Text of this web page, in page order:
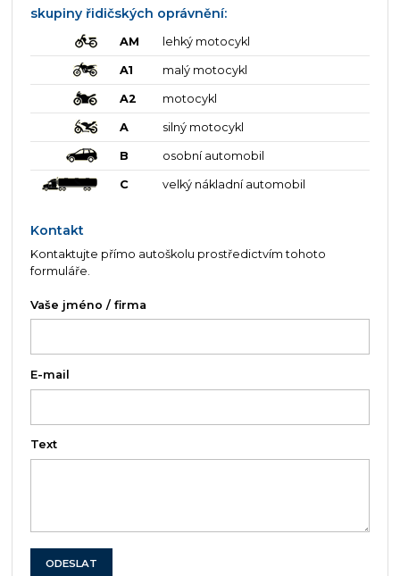
skupiny řidičských oprávnění:
AM lehký motocykl
A1 malý motocykl
A2 motocykl
A silný motocykl
B osobní automobil
C velký nákladní automobil
Kontakt
Kontaktujte přímo autoškolu prostředictvím tohoto
formuláře.
Vaše jméno / firma
E-mail
Text
ODESLAT